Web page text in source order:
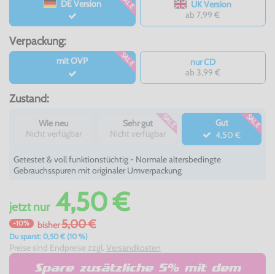
DE Version
UK Version
ab 7,99 €
Verpackung:
mit OVP SALE
nur CD
ab 3,99 €
Zustand:
Wie neu
Nicht verfügbar
Sehr gut
Nicht verfügbar
SALE
Gut
4,50 €
SALE
Getestet & voll funktionstüchtig - Normale altersbedingte
Gebrauchsspuren mit originaler Umverpackung
jetztnur4,50 €
-10% bisher5,00 €
Du sparst: 0,50 € (10 %)
Preise sind Endpreise zzgl. Versandkosten
Spare zusätzliche 5% mit dem